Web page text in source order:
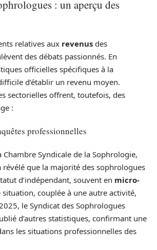
: un aperçu des
relatives aux revenus des
des débats passionnés. En
officielles spécifiques à la
d’établir un revenu moyen.
sectorielles offrent, toutefois, des
:
professionnelles
Chambre Syndicale de la Sophrologie,
révélé que la majorité des sophrologues
d’indépendant, souvent en micro-
situation, couplée à une autre activité,
le Syndicat des Sophrologues
d’autres statistiques, confirmant une
les situations professionnelles des